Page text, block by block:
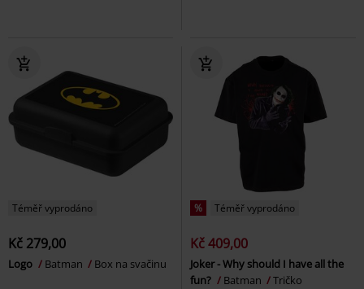
Téměř vyprodáno
Kč 279,00
Logo Batman Box na svačinu
% Téměř vyprodáno
Kč 409,00
Joker - Why should I have all the
fun?
Batman Tričko